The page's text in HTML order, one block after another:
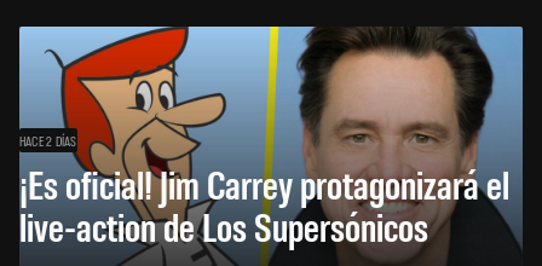
HACE 2 DÍAS
¡Es oficial! Jim Carrey protagonizará el
live-action de Los Supersónicos